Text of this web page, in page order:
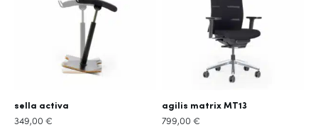
sella activa
349,00 €
agilis matrix MT13
799,00€